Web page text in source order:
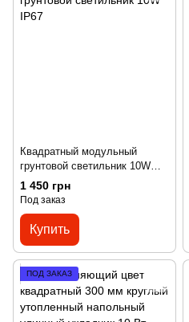
Квадратный модульный
грунтовой светильник 10W
IP67
1 450 грн
Под заказ
Купить
ПОД ЗАКАЗ